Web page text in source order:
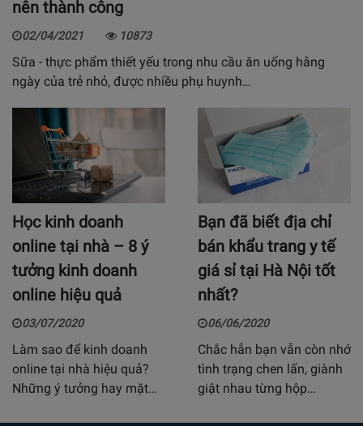
nên thành công
02/04/2021 10873
Sữa - thực phẩm thiết yếu trong nhu cầu ăn uống hằng
ngày của trẻ nhỏ, được nhiều phụ huynh…
Học kinh doanh
online tại nhà – 8 ý
tưởng kinh doanh
online hiệu quả
03/07/2020
Làm sao để kinh doanh
online tại nhà hiệu quả?
Những ý tưởng hay mặt…
Bạn đã biết địa chỉ
bán khẩu trang y tế
giá sỉ tại Hà Nội tốt
nhất?
06/06/2020
Chắc hẳn bạn vẫn còn nhớ
tình trạng chen lấn, giành
giật nhau từng hộp…